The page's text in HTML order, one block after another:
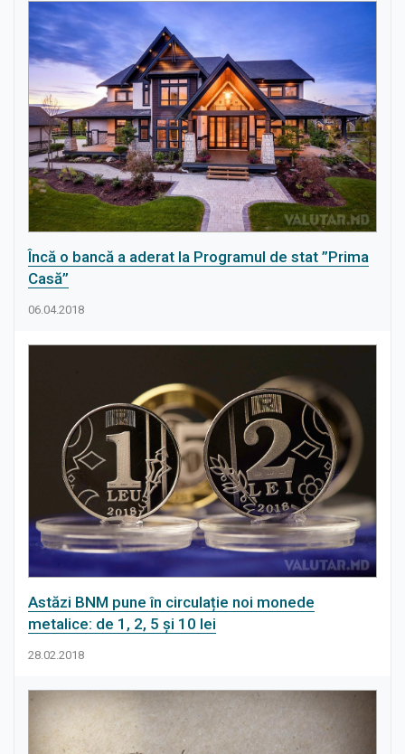
Încă o bancă a aderat la Programul de stat ”Prima
Casă”
06.04.2018
Astăzi BNM pune în circulație noi monede
metalice: de 1, 2, 5 și 10 lei
28.02.2018